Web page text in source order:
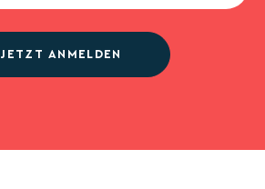
JETZT ANMELDEN